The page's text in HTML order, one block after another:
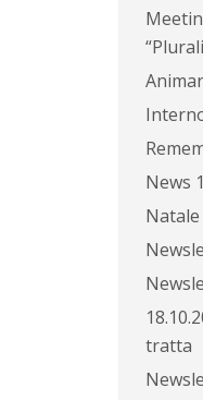
News
Natale
tratta